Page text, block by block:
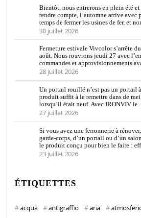
Bientôt, nous entrerons en plein été et
rendre compte, l’automne arrive
temps de fermer les usines de fer, et
30 juillet 2026
Fermeture estivale Vivcolor s’arrête
août. Nous rouvrons jeudi 27 avec
commandes et approvisionnements
28 juillet 2026
Un portail rouillé n’est pas un portail
produit suffit à le remettre dans de
lorsqu’il était neuf. Avec IRONVIV
27 juillet 2026
Si vous avez une ferronnerie à
garde-corps, d’un portail ou d’un
le produit conçu pour bien le faire :
23 juillet 2026
ÉTIQUETTES
acqua antigraffio aria